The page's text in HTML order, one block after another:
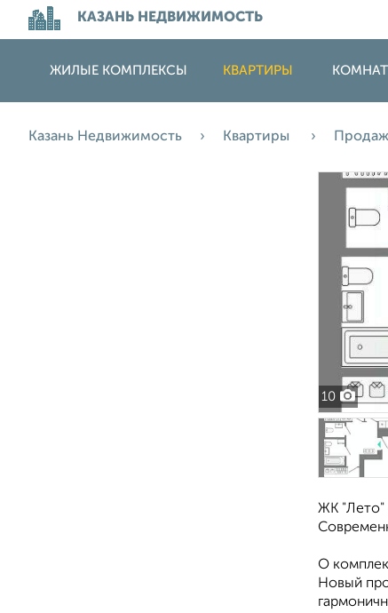
КАЗАНЬ НЕДВИЖИМОСТЬ
ЖИЛЫЕ КОМПЛЕКСЫ КВАРТИРЫ
Казань Недвижимость Квартиры
10
ЖК "Лето"
О
Новый